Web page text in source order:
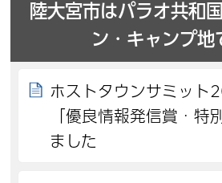
陸大宮市はパラオ共和
ン・キャンプ地
ホストタウンサミット
「優良情報発信賞・特
ました